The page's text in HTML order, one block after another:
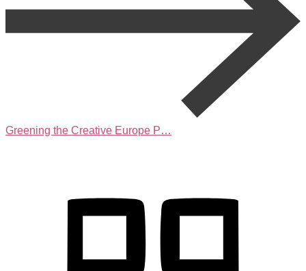
Greening the Creative Europe P…